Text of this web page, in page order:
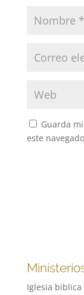
Guarda
este
Iglesia biblica